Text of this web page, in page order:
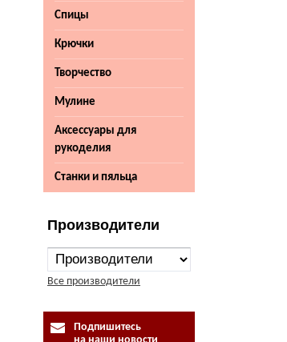
Спицы
Крючки
Творчество
Мулине
Аксессуары для
рукоделия
Станки и пяльца
Производители
Все производители
Подпишитесь